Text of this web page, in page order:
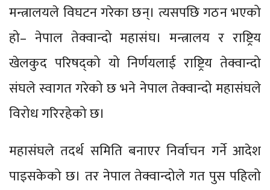
मन्त्रालयले विघटन गरेका छन्। त्यसपछि गठन भएको
हो– नेपाल तेक्वान्दो महासंघ। मन्त्रालय र राष्ट्रिय
खेलकुद परिषद्को यो निर्णयलाई राष्ट्रिय तेक्वान्दो
संघले स्वागत गरेको छ भने नेपाल तेक्वान्दो महासंघले
विरोध गरिरहेको छ।
महासंघले तदर्थ समिति बनाएर निर्वाचन गर्ने आदेश
पाइसकेको छ। तर नेपाल तेक्वान्दोले गत पुस पहिलो